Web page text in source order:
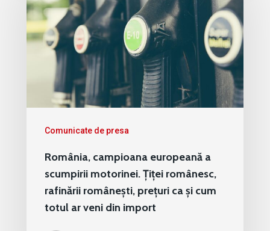
Comunicate de presa
România, campioana europeană a
scumpirii motorinei. Țiței românesc,
rafinării românești, prețuri ca și cum
totul ar veni din import